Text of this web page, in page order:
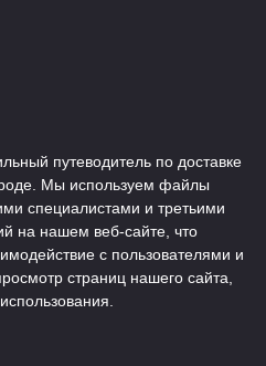
путеводитель по доставке
Мы используем файлы
специалистами и третьими
на нашем веб-сайте, что
с пользователями и
страниц нашего сайта,